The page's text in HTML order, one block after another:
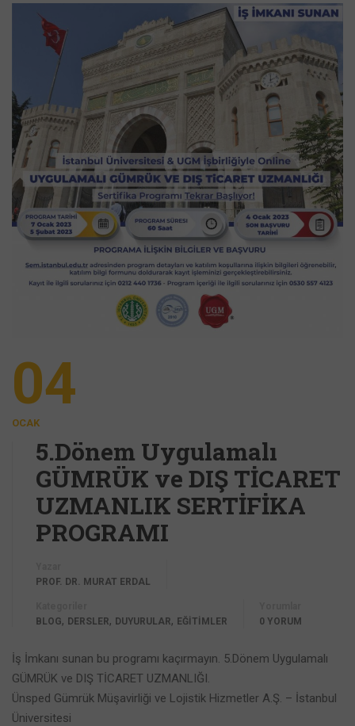
04
OCAK
5.Dönem Uygulamalı
GÜMRÜK ve DIŞ TİCARET
UZMANLIK SERTİFİKA
PROGRAMI
PROF. DR. MURAT ERDAL
BLOG, DERSLER, DUYURULAR, EĞİTİMLER
0 YORUM
İş İmkanı sunan bu programı kaçırmayın. 5.Dönem Uygulamalı
GÜMRÜK ve DIŞ TİCARET UZMANLIĞI.
Ünsped Gümrük Müşavirliği ve Lojistik Hizmetler A.Ş. – İstanbul
Üniversitesi